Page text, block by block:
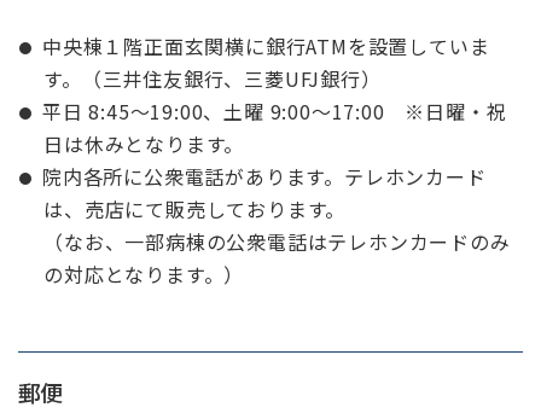
中央棟１階正面玄関横に銀行ATMを設置していま
す。（三井住友銀行、三菱UFJ銀行）
平日 8:45～19:00、土曜 9:00～17:00 ※日曜・祝
日は休みとなります。
院内各所に公衆電話があります。テレホンカード
は、売店にて販売しております。
（なお、一部病棟の公衆電話はテレホンカードのみ
の対応となります。）
郵便